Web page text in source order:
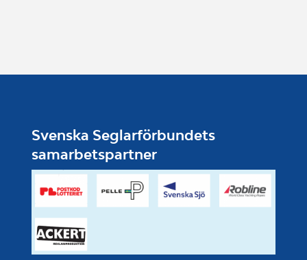
Svenska Seglarförbundets
samarbetspartner